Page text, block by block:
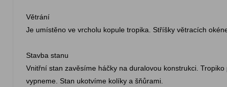
Větrání
Je umístěno ve vrcholu kopule tropika. Stříšky větracích
Stavba stanu
Vnitřní stan zavěsíme háčky na duralovou konstrukci.
vypneme. Stan ukotvíme kolíky a šňůrami.